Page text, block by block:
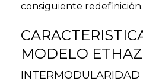
consiguiente redefinición.
MODELO
INTERMODULARIDAD